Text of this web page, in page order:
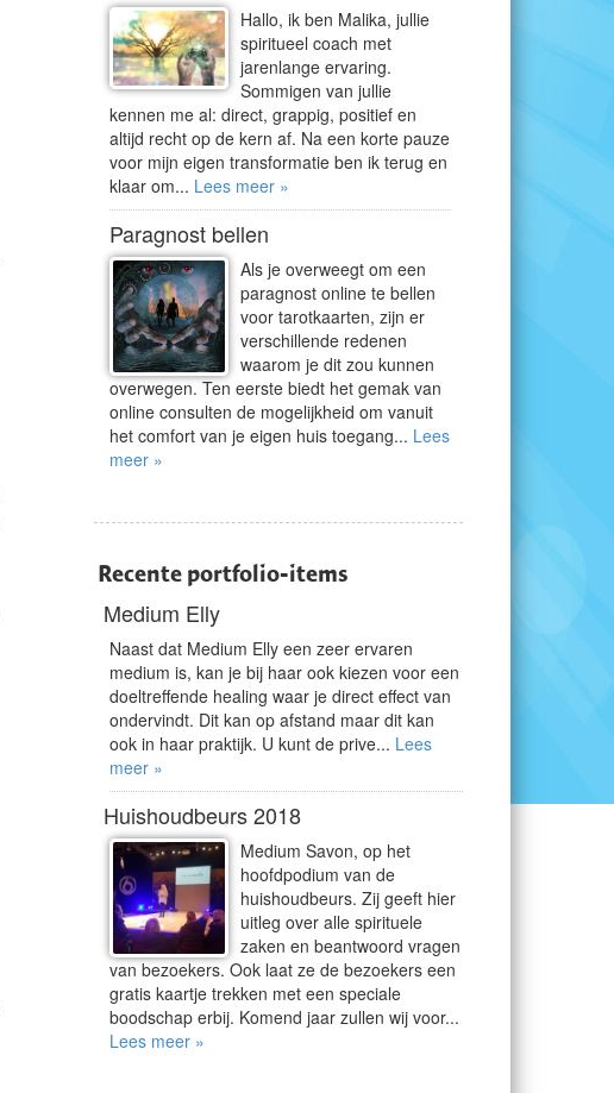
Hallo, ik ben Malika, jullie
spiritueel coach met
jarenlange ervaring.
Sommigen van jullie
kennen me al: direct, grappig, positief en
altijd recht op de kern af. Na een korte pauze
voor mijn eigen transformatie ben ik terug en
klaar om... Lees meer »
Paragnost bellen
Als je overweegt om een
paragnost online te bellen
voor tarotkaarten, zijn er
verschillende redenen
waarom je dit zou kunnen
overwegen. Ten eerste biedt het gemak van
online consulten de mogelijkheid om vanuit
het comfort van je eigen huis toegang... Lees
meer »
Recente portfolio-items
Medium Elly
Naast dat Medium Elly een zeer ervaren
medium is, kan je bij haar ook kiezen voor een
doeltreffende healing waar je direct effect van
ondervindt. Dit kan op afstand maar dit kan
ook in haar praktijk. U kunt de prive... Lees
meer »
Huishoudbeurs 2018
Medium Savon, op het
hoofdpodium van de
huishoudbeurs. Zij geeft hier
uitleg over alle spirituele
zaken en beantwoord vragen
van bezoekers. Ook laat ze de bezoekers een
gratis kaartje trekken met een speciale
boodschap erbij. Komend jaar zullen wij voor...
Lees meer »